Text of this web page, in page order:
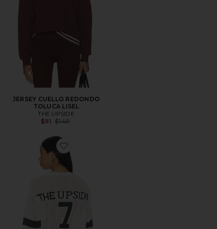
JERSEY CUELLO REDONDO
TOLUCA LISEL
THE UPSIDE
$91 Previous price:
$140
Favorite CUELLO REDONDO FENWAY SEBASTIAN